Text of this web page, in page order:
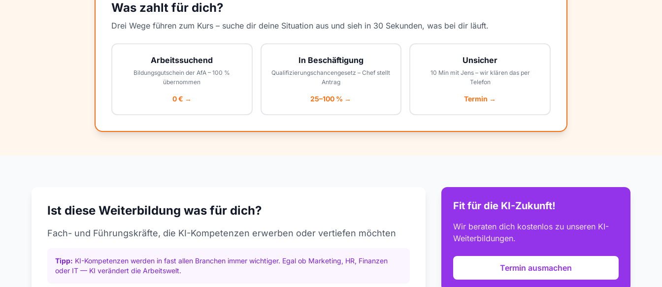
Was zahlt für dich?
Drei Wege führen zum Kurs – suche dir deine Situation aus und sieh in 30 Sekunden, was bei dir läuft.
Arbeitssuchend
Bildungsgutschein der AfA – 100 %
übernommen
0 € →
In Beschäftigung
Qualifizierungschancengesetz – Chef stellt
Antrag
25–100 % →
Unsicher
10 Min mit Jens – wir klären das per
Telefon
Termin →
Ist diese Weiterbildung was für dich?
Fach- und Führungskräfte, die KI-Kompetenzen erwerben oder vertiefen möchten
Tipp: KI-Kompetenzen werden in fast allen Branchen immer wichtiger. Egal ob Marketing, HR, Finanzen
oder IT — KI verändert die Arbeitswelt.
Fit für die KI-Zukunft!
Wir beraten dich kostenlos zu unseren KI-
Weiterbildungen.
Termin ausmachen